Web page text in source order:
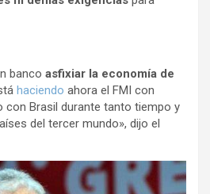
banco asfixiar la economía de
haciendo ahora el FMI con
con Brasil durante tanto tiempo y
del tercer mundo», dijo el